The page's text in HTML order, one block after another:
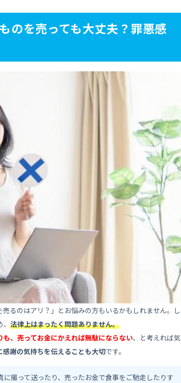
売るときの注意点｜バレずに手放す
高く売るコツ4選
売るのがスマート！買取業者へ賢く
のを売っても大丈夫？罪悪感
るのはアリ？」とお悩みの方もいるかもしれません。し
法律上はまったく問題ありません。
、売ってお金にかえれば無駄にならない、と考えれば気
謝の気持ちを伝えることも大切です。
撮って送ったり、売ったお金で食事をご馳走したりす